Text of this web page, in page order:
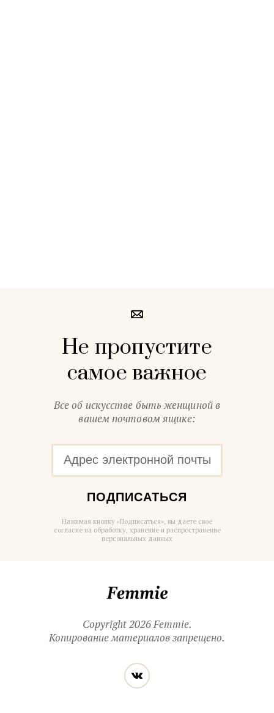
Не пропустите
самое важное
Все об искусстве быть женщиной в
вашем почтовом ящике:
ПОДПИСАТЬСЯ
Нажимая кнопку «Подписаться», вы даете свое
согласие на обработку, хранение и распространение
персональных данных
Copyright 2026 Femmie.
Копирование материалов запрещено.
Читайте
нас
в социальных